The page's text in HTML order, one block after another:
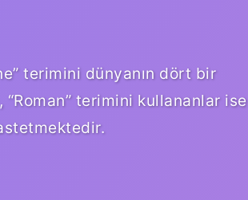
terimini dünyanın dört bir
“Roman” terimini kullananlar ise